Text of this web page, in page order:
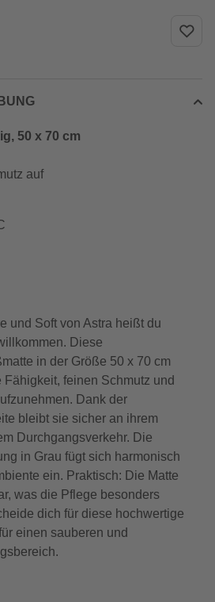
50 x 70 cm
auf
und Soft von Astra heißt du
Diese
in der Größe 50 x 70 cm
feinen Schmutz und
Dank der
bleibt sie sicher an ihrem
Durchgangsverkehr. Die
in Grau fügt sich harmonisch
ein. Praktisch: Die Matte
was die Pflege besonders
dich für diese hochwertige
einen sauberen und